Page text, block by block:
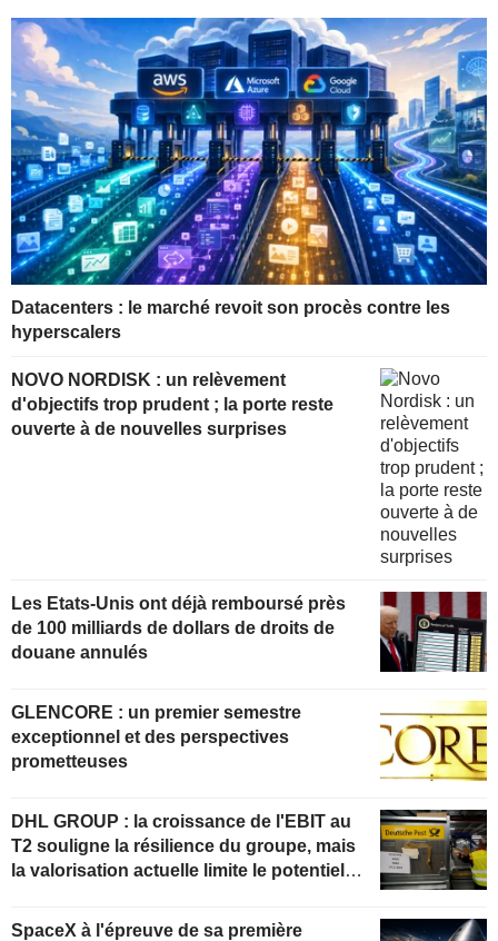
Datacenters : le marché revoit son procès contre les
hyperscalers
NOVO NORDISK : un relèvement
d'objectifs trop prudent ; la porte reste
ouverte à de nouvelles surprises
Les Etats-Unis ont déjà remboursé près
de 100 milliards de dollars de droits de
douane annulés
GLENCORE : un premier semestre
exceptionnel et des perspectives
prometteuses
DHL GROUP : la croissance de l'EBIT au
T2 souligne la résilience du groupe, mais
la valorisation actuelle limite le potentiel
SpaceX à l'épreuve de sa première